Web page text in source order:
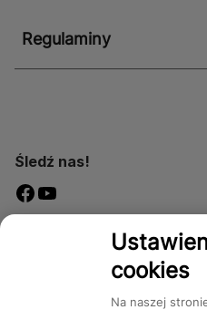
Regulaminy
Śledź nas!
Dostępność
cookies
Na naszej